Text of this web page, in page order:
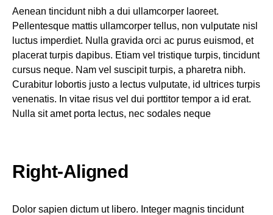
Aenean tincidunt nibh a dui ullamcorper laoreet.
Pellentesque mattis ullamcorper tellus, non vulputate nisl
luctus imperdiet. Nulla gravida orci ac purus euismod, et
placerat turpis dapibus. Etiam vel tristique turpis, tincidunt
cursus neque. Nam vel suscipit turpis, a pharetra nibh.
Curabitur lobortis justo a lectus vulputate, id ultrices turpis
venenatis. In vitae risus vel dui porttitor tempor a id erat.
Nulla sit amet porta lectus, nec sodales neque
Right-Aligned
Dolor sapien dictum ut libero. Integer magnis tincidunt